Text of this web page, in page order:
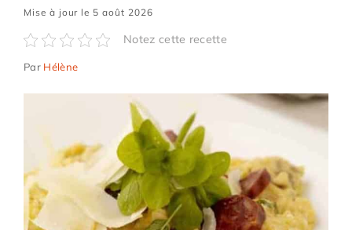
Mise à jour le 5 août 2026
Notez cette recette
Par Hélène